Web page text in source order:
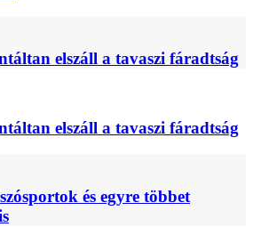
elszáll a tavaszi fáradtság
elszáll a tavaszi fáradtság
és egyre többet